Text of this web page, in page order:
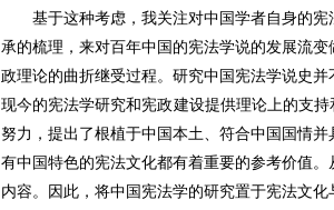
基于这种考虑，我关注对中国学者自身的
承的梳理，来对百年中国的宪法学说的发展流
政理论的曲折继受过程。研究中国宪法学说史
现今的宪法学研究和宪政建设提供理论上的支
努力，提出了根植于中国本土、符合中国国情
有中国特色的宪法文化都有着重要的参考价值
内容。因此，将中国宪法学的研究置于宪法文